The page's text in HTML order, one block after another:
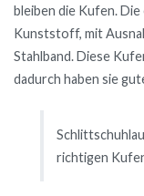
bleiben die Kufen.
Kunststoff, mit
Stahlband. Diese
dadurch haben sie
richtigen